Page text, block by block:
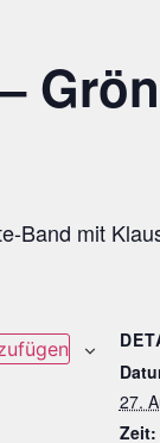
Band mit
27.
Zeit: